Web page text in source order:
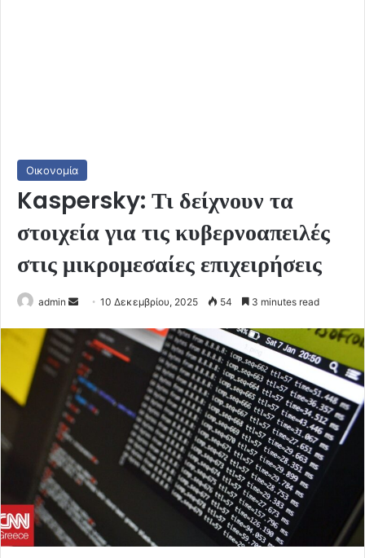
Οικονομία
Kaspersky: Τι δείχνουν τα
στοιχεία για τις κυβερνοαπειλές
στις μικρομεσαίες επιχειρήσεις
admin
Send
email
10 Δεκεμβρίου, 2025 54 3 minutes read